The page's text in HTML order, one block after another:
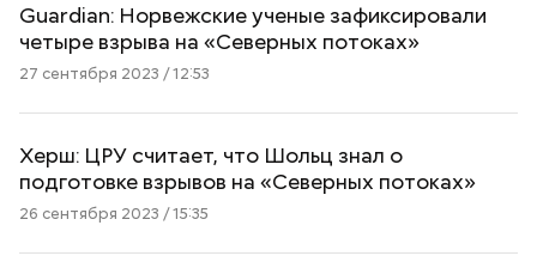
Guardian: Норвежские ученые зафиксировали
четыре взрыва на «Северных потоках»
27 сентября 2023 / 12:53
Херш: ЦРУ считает, что Шольц знал о
подготовке взрывов на «Северных потоках»
26 сентября 2023 / 15:35